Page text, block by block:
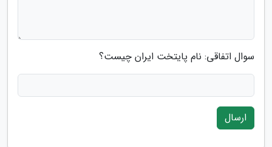
سوال اتفاقی: نام پایتخت ایران چیست؟
ارسال